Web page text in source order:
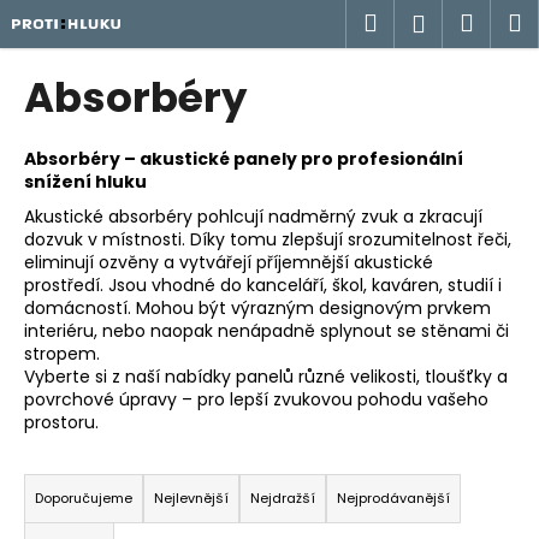
na
obsah
Hledat
Absorbéry
Absorbéry – akustické panely pro profesionální
snížení hluku
Akustické absorbéry pohlcují nadměrný zvuk a zkracují
dozvuk v místnosti. Díky tomu zlepšují srozumitelnost řeči,
eliminují ozvěny a vytvářejí příjemnější akustické
prostředí. Jsou vhodné do kanceláří, škol, kaváren, studií i
domácností. Mohou být výrazným designovým prvkem
interiéru, nebo naopak nenápadně splynout se stěnami či
stropem.
Vyberte si z naší nabídky panelů různé velikosti, tloušťky a
povrchové úpravy – pro lepší zvukovou pohodu vašeho
prostoru.
Ř
a
Doporučujeme Nejlevnější Nejdražší Nejprodávanější
K
o
o
p
o
t
ř
e
b
u
j
e
t
e